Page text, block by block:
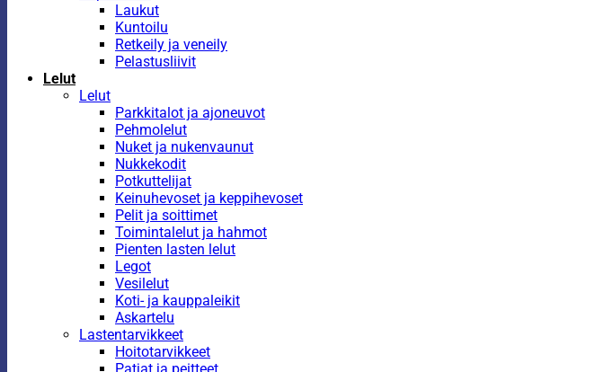
Laukut
Kuntoilu
Retkeily ja veneily
Pelastusliivit
Lelut
Lelut
Parkkitalot ja ajoneuvot
Pehmolelut
Nuket ja nukenvaunut
Nukkekodit
Potkuttelijat
Keinuhevoset ja keppihevoset
Pelit ja soittimet
Toimintalelut ja hahmot
Pienten lasten lelut
Legot
Vesilelut
Koti- ja kauppaleikit
Askartelu
Lastentarvikkeet
Hoitotarvikkeet